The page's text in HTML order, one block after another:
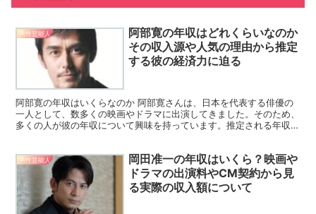
男性芸能人
阿部寛の年収はどれくらいなのか
その収入源や人気の理由から推定
する彼の経済力に迫る
阿部寛の年収はいくらなのか 阿部寛さんは、日本を代表する俳優の
一人として、数多くの映画やドラマに出演してきました。そのため、
多くの人が彼の年収について興味を持っています。推定される年収は
男性芸能人
岡田准一の年収はいくら？映画や
ドラマの出演料やCM契約から見
る実際の収入額について